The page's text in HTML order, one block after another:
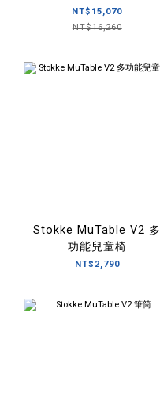
NT$15,070
NT$16,260
Stokke MuTable V2 多
功能兒童椅
NT$2,790